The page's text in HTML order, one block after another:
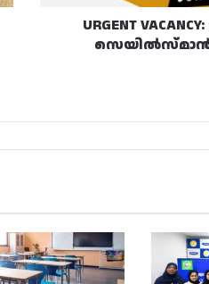
URGENT